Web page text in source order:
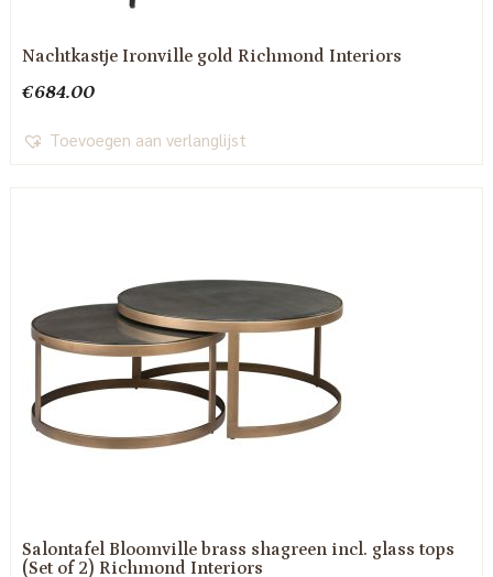
Nachtkastje Ironville gold Richmond Interiors
€684.00
Toevoegen aan verlanglijst
Salontafel Bloomville brass shagreen incl. glass tops
(Set of 2) Richmond Interiors